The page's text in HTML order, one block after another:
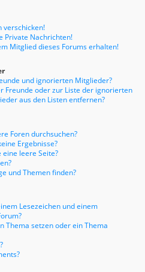
verschicken!
Private Nachrichten!
Mitglied dieses Forums erhalten!
und ignorierten Mitglieder?
Freunde oder zur Liste der ignorierten
aus den Listen entfernen?
Foren durchsuchen?
Ergebnisse?
leere Seite?
und Themen finden?
Lesezeichen und einem
Thema setzen oder ein Thema